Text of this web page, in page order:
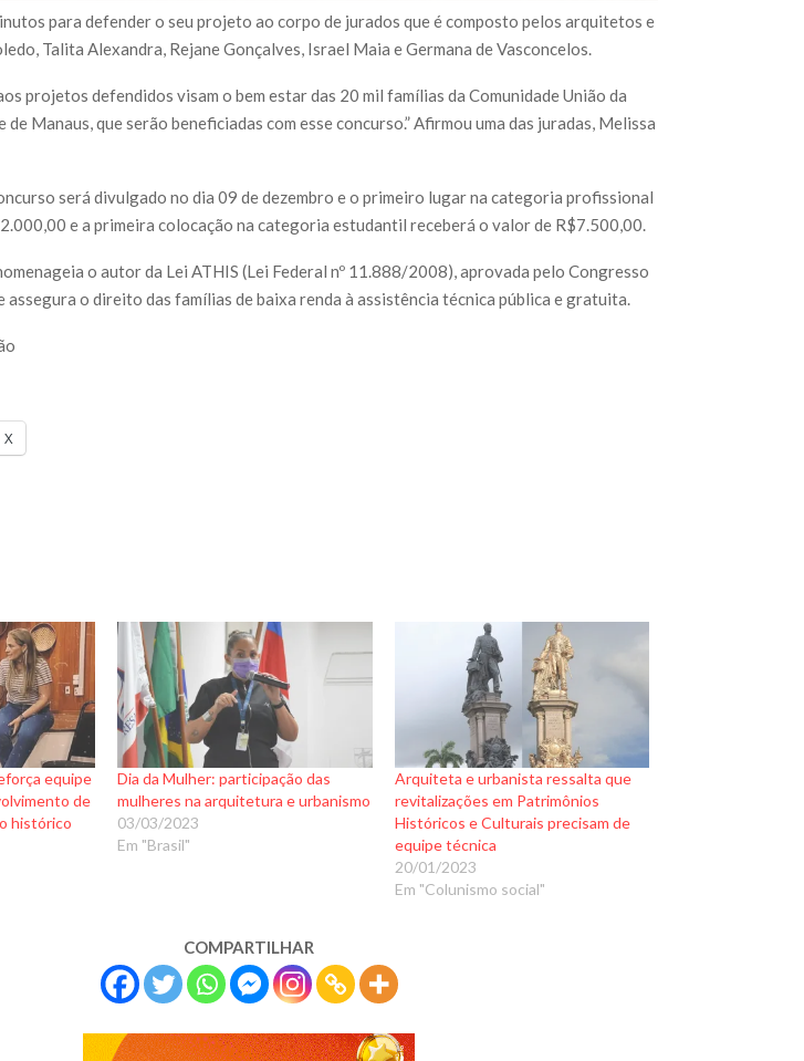
para defender o seu projeto ao corpo de jurados que é composto pelos arquitetos e
Talita Alexandra, Rejane Gonçalves, Israel Maia e Germana de Vasconcelos.
projetos defendidos visam o bem estar das 20 mil famílias da Comunidade União da
Manaus, que serão beneficiadas com esse concurso.” Afirmou uma das juradas, Melissa
será divulgado no dia 09 de dezembro e o primeiro lugar na categoria profissional
e a primeira colocação na categoria estudantil receberá o valor de R$7.500,00.
o autor da Lei ATHIS (Lei Federal nº 11.888/2008), aprovada pelo Congresso
assegura o direito das famílias de baixa renda à assistência técnica pública e gratuita.
X
equipe
de
histórico
Dia da Mulher: participação das
mulheres na arquitetura e urbanismo
03/03/2023
Em "Brasil"
Arquiteta e urbanista ressalta que
revitalizações em Patrimônios
Históricos e Culturais precisam de
equipe técnica
20/01/2023
Em "Colunismo social"
COMPARTILHAR